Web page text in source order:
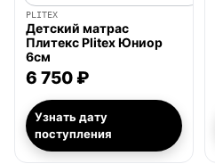
PLITEX
Детский матрас
Плитекс Plitex Юниор
6см
6 750 ₽
Узнать дату
поступления